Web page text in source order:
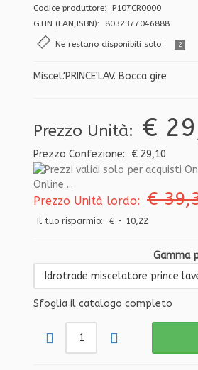
Codice produttore: P107CR0000
GTIN (EAN,ISBN): 8032377046888
Ne restano disponibili solo : 2
Miscel.'PRINCE'LAV. Bocca gire
Prezzo Unità: €
Prezzo Confezione:
€ 29,10
Online ...
Prezzo Unità lordo: €
Il tuo risparmio: € - 10,22
Gamma
Sfoglia il catalogo completo